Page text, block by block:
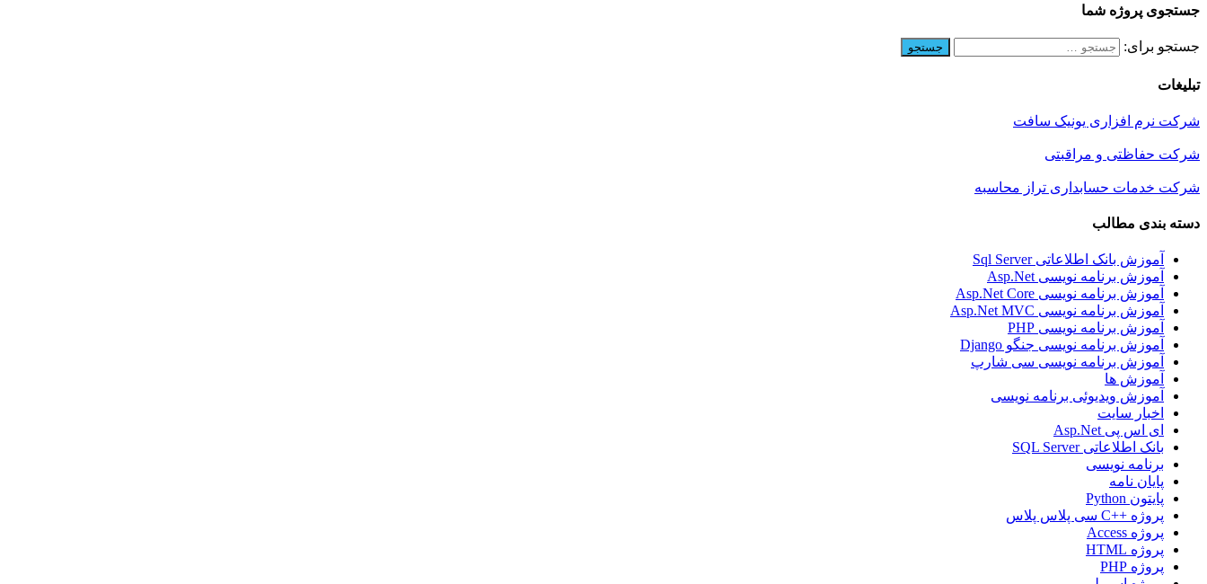
جستجوی پروژه شما
جستجو برای:
تبلیغات
شرکت نرم افزاری یونیک سافت
شرکت حفاظتی و مراقبتی
شرکت خدمات حسابداری تراز محاسبه
دسته بندی مطالب
آموزش بانک اطلاعاتی Sql Server
آموزش برنامه نویسی Asp.Net
آموزش برنامه نویسی Asp.Net Core
آموزش برنامه نویسی Asp.Net MVC
آموزش برنامه نویسی PHP
آموزش برنامه نویسی جنگو Django
آموزش برنامه نویسی سی شارپ
آموزش ها
آموزش ویدیوئی برنامه نویسی
اخبار سایت
ای اس پی Asp.Net
بانک اطلاعاتی SQL Server
برنامه نویسی
پایان نامه
پایتون Python
پروژه ++C سی پلاس پلاس
پروژه Access
پروژه HTML
پروژه PHP